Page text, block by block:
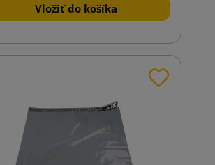
Vložiť do košíka